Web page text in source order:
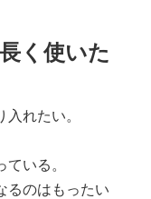
く使いた
れたい。
いる。
るのはもったい